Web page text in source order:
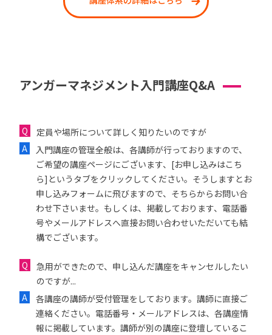
アンガーマネジメント入門講座Q&A
定員や場所について詳しく知りたいのですが
入門講座の管理全般は、各講師が行っておりますので、
ご希望の講座ページにございます、[お申し込みはこち
ら]というタブをクリックしてください。そうしますとお
申し込みフォームに飛びますので、そちらからお問い合
わせ下さいませ。もしくは、掲載しております、電話番
号やメールアドレスへ直接お問い合わせいただいても結
構でございます。
急用ができたので、申し込んだ講座をキャンセルしたい
のですが...
各講座の講師が受付管理をしております。講師に直接ご
連絡ください。電話番号・メールアドレスは、各講座情
報に掲載しています。講師が別の講座に登壇しているこ